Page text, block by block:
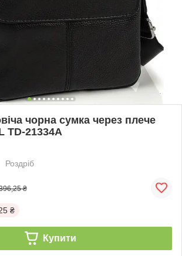
чорна сумка через плече
TD-21334A
Роздріб
₴
₴
Купити